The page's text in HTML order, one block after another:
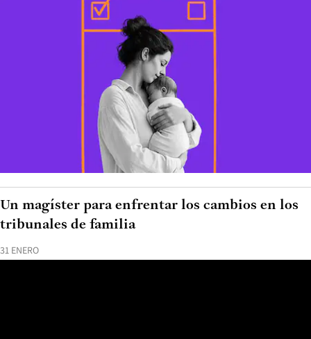
31 ENERO
Un magíster para enfrentar los cambios en los
tribunales de familia